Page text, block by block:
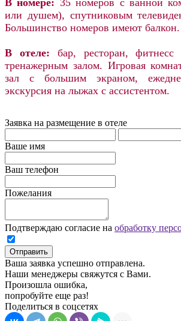
или душем), спутниковым
Большинство номеров имеют балкон.
В отеле: бар, ресторан,
тренажерным залом. Игровая
зал с большим экраном,
экскурсия на лыжах с ассистентом.
Заявка на размещение в отеле
Ваше имя
Ваш телефон
Пожелания
Подтверждаю согласие на обработку
Отправить
Ваша заявка успешно отправлена.
Наши менеджеры свяжутся с Вами.
Произошла ошибка,
попробуйте еще раз!
Поделиться в соцсетях